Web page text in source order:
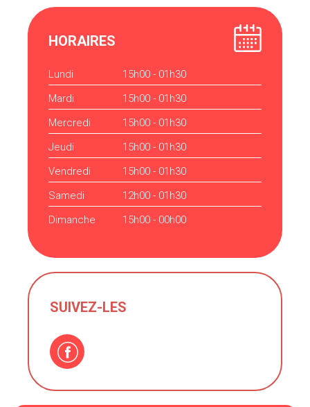
HORAIRES
Lundi
15h00 - 01h30
Mardi
15h00 - 01h30
Mercredi
15h00 - 01h30
Jeudi
15h00 - 01h30
Vendredi
15h00 - 01h30
Samedi
12h00 - 01h30
Dimanche
15h00 - 00h00
SUIVEZ-LES